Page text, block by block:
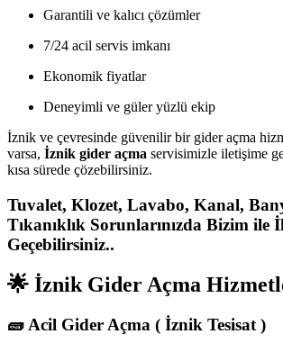
Garantili ve kalıcı çözümler
7/24 acil servis imkanı
Ekonomik fiyatlar
Deneyimli ve güler yüzlü ekip
İznik ve çevresinde güvenilir bir gider açma
varsa, İznik gider açma servisimizle iletişime
kısa sürede çözebilirsiniz.
Tuvalet, Klozet, Lavabo, Kanal,
Tıkanıklık Sorunlarınızda Bizim ile
Geçebilirsiniz..
🌟 İznik Gider Açma
🧱 Acil Gider Açma ( İznik Tesisat )